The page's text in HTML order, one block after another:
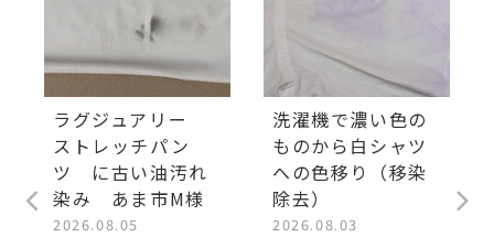
ラグジュアリー
ストレッチパン
ツ に古い油汚れ
染み あま市M様
2026.08.05
洗濯機で濃い色の
ものから白シャツ
への色移り（移染
除去）
2026.08.03